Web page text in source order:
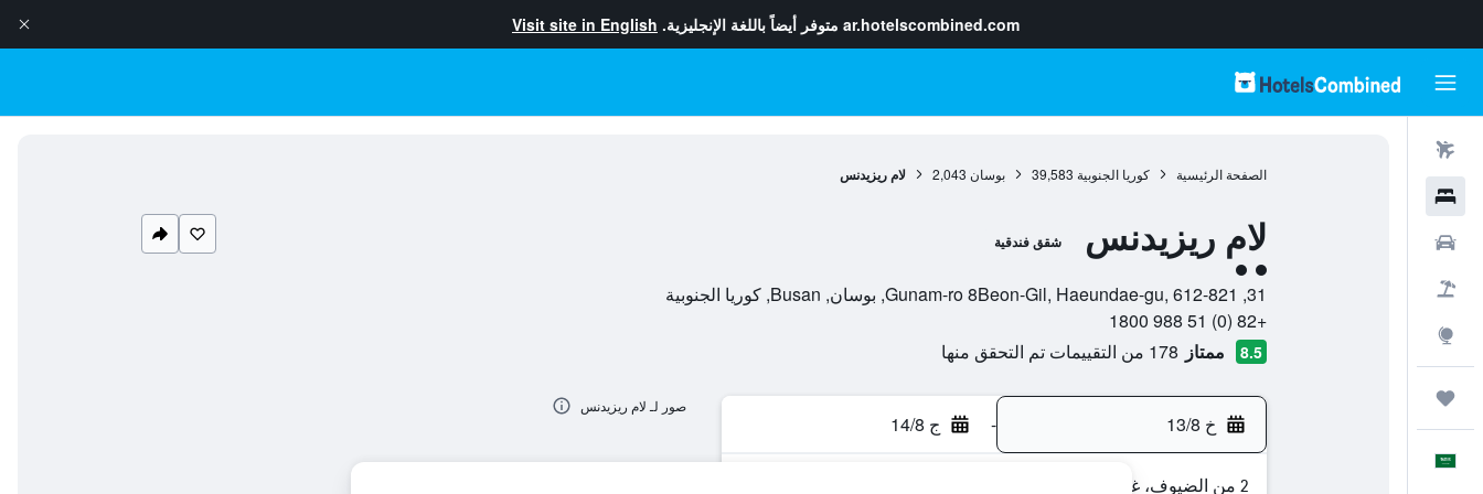
ar.hotelscombined.com متوفر أيضاً باللغة الإنجليزية. Visit site in English
الصفحة الرئيسية كوريا الجنوبية 39,583 بوسان 2,043 لام ريزيدنس
لام ريزيدنس شقق فندقية
تقييم فئة 2
31, Gunam-ro 8Beon-Gil, Haeundae-gu, 612-821, بوسان, Busan, كوريا الجنوبية
+82 (0) 51 988 1800
8.5 ممتاز 178 من التقييمات تم التحقق منها
خ 13/8 - ج 14/8
2 من الضيوف، غرفة واحدة
صور لـ لام ريزيدنس